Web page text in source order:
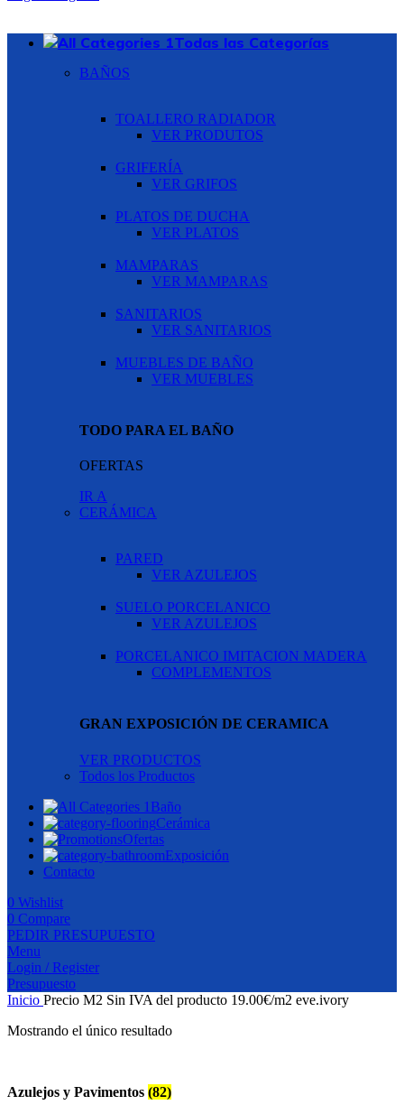
Todas las Categorías
BAÑOS
TOALLERO RADIADOR
VER PRODUTOS
GRIFERÍA
VER GRIFOS
PLATOS DE DUCHA
VER PLATOS
MAMPARAS
VER MAMPARAS
SANITARIOS
VER SANITARIOS
MUEBLES DE BAÑO
VER MUEBLES
TODO PARA EL BAÑO
OFERTAS
IR A
CERÁMICA
PARED
VER AZULEJOS
SUELO PORCELANICO
VER AZULEJOS
PORCELANICO IMITACION MADERA
COMPLEMENTOS
GRAN EXPOSICIÓN DE CERAMICA
VER PRODUCTOS
Todos los Productos
Baño
Cerámica
Ofertas
Exposición
Contacto
0 Wishlist
0 Compare
PEDIR PRESUPUESTO
Menu
Login / Register
Presupuesto
Inicio Precio M2 Sin IVA del producto 19.00€/m2 eve.ivory
Mostrando el único resultado
Azulejos y Pavimentos (82)